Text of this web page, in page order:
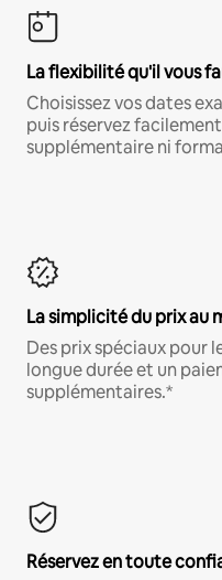
La flexibilité qu'il vous
Choisissez vos dates
puis réservez
supplémentaire ni
La simplicité du prix au
Des prix spéciaux pour
longue durée et un
supplémentaires.*
Réservez en toute